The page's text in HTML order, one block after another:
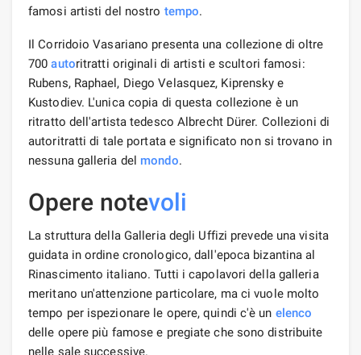
famosi artisti del nostro tempo.
Il Corridoio Vasariano presenta una collezione di oltre
700autoritratti originali di artisti e scultori famosi:
Rubens, Raphael, Diego Velasquez, Kiprensky e
Kustodiev. L'unica copia di questa collezione è un
ritratto dell'artista tedesco Albrecht Dürer. Collezioni di
autoritratti di tale portata e significato non si trovano in
nessuna galleria del mondo.
Opere notevoli
La struttura della Galleria degli Uffizi prevede una visita
guidata in ordine cronologico, dall'epoca bizantina al
Rinascimento italiano. Tutti i capolavori della galleria
meritano un'attenzione particolare, ma ci vuole molto
tempo per ispezionare le opere, quindi c'è un elenco
delle opere più famose e pregiate che sono distribuite
nelle sale successive.